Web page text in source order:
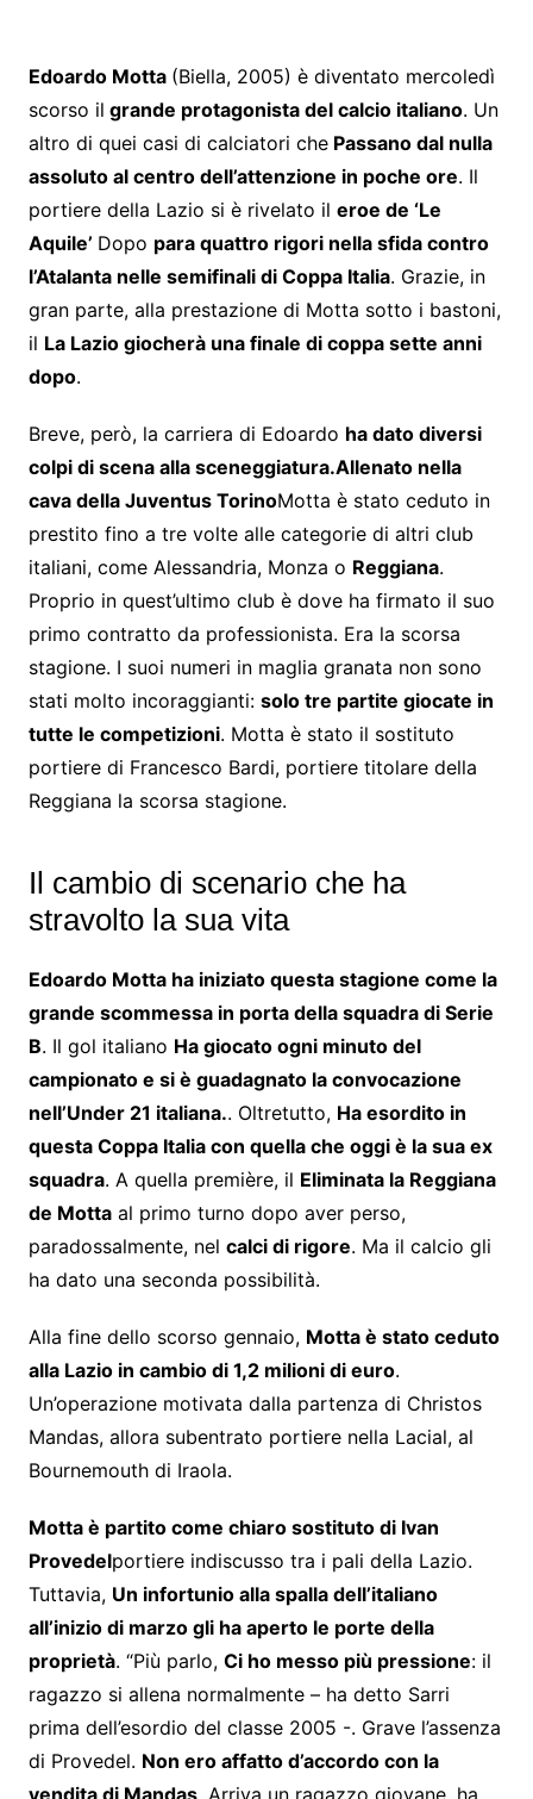
Edoardo Motta (Biella, 2005) è diventato mercoledì
scorso il grande protagonista del calcio italiano. Un
altro di quei casi di calciatori chePassano dal nulla
assoluto al centro dell’attenzione in poche ore. Il
portiere della Lazio si è rivelato il eroe de ‘Le
Aquile’ Dopo para quattro rigori nella sfida contro
l’Atalanta nelle semifinali di Coppa Italia. Grazie, in
gran parte, alla prestazione di Motta sotto i bastoni,
il La Lazio giocherà una finale di coppa sette anni
dopo.
Breve, però, la carriera di Edoardo ha dato diversi
colpi di scena alla sceneggiatura.Allenato nella
cava della Juventus TorinoMotta è stato ceduto in
prestito fino a tre volte alle categorie di altri club
italiani, come Alessandria, Monza o Reggiana.
Proprio in quest’ultimo club è dove ha firmato il suo
primo contratto da professionista. Era la scorsa
stagione. I suoi numeri in maglia granata non sono
stati molto incoraggianti: solo tre partite giocate in
tutte le competizioni. Motta è stato il sostituto
portiere di Francesco Bardi, portiere titolare della
Reggiana la scorsa stagione.
Il cambio di scenario che ha
stravolto la sua vita
Edoardo Motta ha iniziato questa stagione come la
grande scommessa in porta della squadra di Serie
B. Il gol italiano Ha giocato ogni minuto del
campionato e si è guadagnato la convocazione
nell’Under 21 italiana.. Oltretutto, Ha esordito in
questa Coppa Italia con quella che oggi è la sua ex
squadra. A quella première, il Eliminata la Reggiana
de Mottaal primo turno dopo aver perso,
paradossalmente, nel calci di rigore. Ma il calcio gli
ha dato una seconda possibilità.
Alla fine dello scorso gennaio, Motta è stato ceduto
alla Lazio in cambio di 1,2 milioni di euro.
Un’operazione motivata dalla partenza di Christos
Mandas, allora subentrato portiere nella Lacial, al
Bournemouth di Iraola.
Motta è partito come chiaro sostituto di Ivan
Provedelportiere indiscusso tra i pali della Lazio.
Tuttavia, Un infortunio alla spalla dell’italiano
all’inizio di marzo gli ha aperto le porte della
proprietà. “Più parlo, Ci ho messo più pressione: il
ragazzo si allena normalmente – ha detto Sarri
prima dell’esordio del classe 2005 -. Grave l’assenza
di Provedel. Non ero affatto d’accordo con la